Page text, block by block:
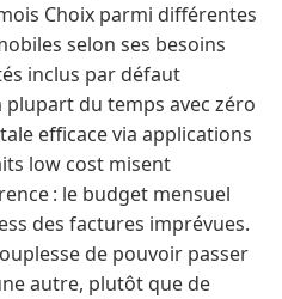
Choix parmi différentes
selon ses besoins
inclus par défaut
du temps avec zéro
efficace via applications
low cost misent
: le budget mensuel
des factures imprévues.
de pouvoir passer
autre, plutôt que de